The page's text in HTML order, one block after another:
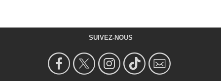
SUIVEZ-NOUS